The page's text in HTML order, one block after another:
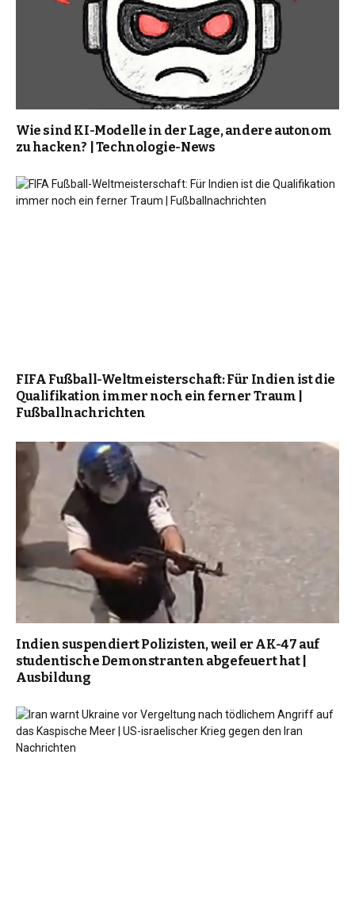
Wie sind KI-Modelle in der Lage, andere autonom
zu hacken? | Technologie-News
FIFA Fußball-Weltmeisterschaft: Für Indien ist die
Qualifikation immer noch ein ferner Traum |
Fußballnachrichten
Indien suspendiert Polizisten, weil er AK-47 auf
studentische Demonstranten abgefeuert hat |
Ausbildung